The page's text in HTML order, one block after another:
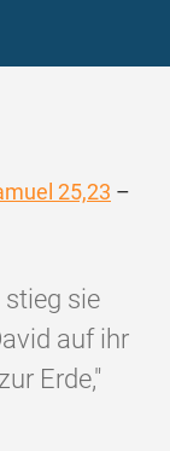
25,23 –
stieg sie
auf ihr
Erde,"